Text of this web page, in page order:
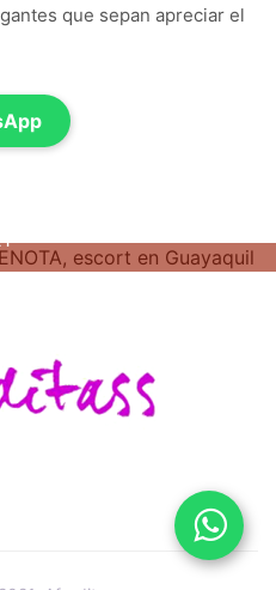
que sepan apreciar el